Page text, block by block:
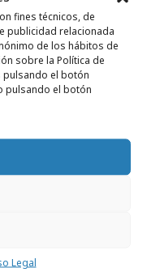
fines técnicos, de
publicidad relacionada
de los hábitos de
sobre la Política de
pulsando el botón
pulsando el botón
Legal